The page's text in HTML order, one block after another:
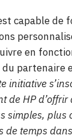
capable de
en
du partenaire
initiative
de HP
simples, plus
de temps